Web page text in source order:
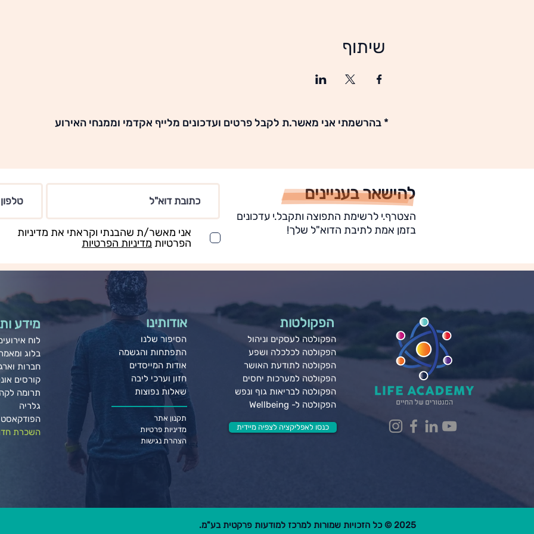
שיתוף
* בהרשמתי אני מאשר.ת לקבל פרטים ועדכונים מלייף אקדמי וממנחי האירוע
הצטרף.י לרשימת התפוצה ותקבל.י עדכונים
בזמן אמת לתיבת הדוא"ל שלך!
להישאר בעניינים
אני מאשר/ת שהבנתי וקראתי את מדיניות
הפרטיות מדיניות הפרטיות
מידע
לוח
בלוג
חברות
קורסים
תרומה
גלריה
הפודקאסט
השכרת
אודותינו
הסיפור שלנו
התפתחות והגשמה
אודות המייסדים
חזון וערכי ליבה
שאלות נפוצות
תקנון אתר
מדיניות פרטיות
הצהרת נגישות
הפקולטות
הפקולטה לעסקים וניהול
הפקולטה לכלכלה ושפע
הפקולטה לתודעת האושר
הפקולטה למערכות יחסים
הפקולטה לבריאות גוף ונפש
הפקולטה ל- Wellbeing
כנסו לאפליקציה לצפיה מיידית
2025 © כל הזכויות שמורות למרכז למודעות פרקטית בע"מ.